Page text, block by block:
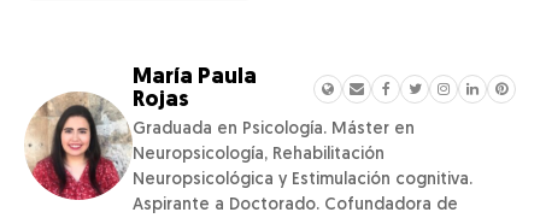
María Paula
Rojas
Graduada en Psicología. Máster en
Neuropsicología, Rehabilitación
Neuropsicológica y Estimulación cognitiva.
Aspirante a Doctorado. Cofundadora de